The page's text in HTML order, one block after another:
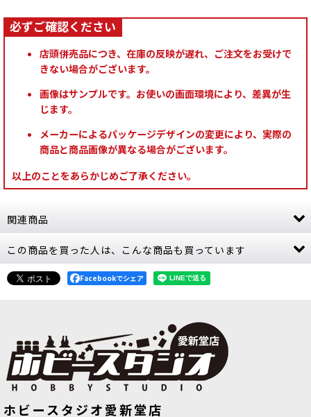
店頭併売品につき、在庫の反映が遅れ、ご注文をお受けで
きない場合がございます。
画像はサンプルです。お使いの画面環境により、差異が生
じます。
メーカーによるパッケージデザインの変更により、実際の
商品と商品画像が異なる場合がございます。
以上のことをあらかじめご了承ください。
関連商品
[週刊ウォーハンマー] コンバットパトロール 2号
[38983]
1,499円(税込)
象外の商品です。 『ウォーハンマー40,000』は、
単なるゲームやホビーではない。 『ウォーハンマ
ー40,000：コンバットパトロール』を通してこの
世界…
[ 38984]
この商品を買った人は、こんな商品も買っています
ロール 2号 [38983]
69
Facebookでシェア
ホビースタジオ愛新堂店